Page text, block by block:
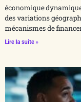
économique
des variations
mécanismes de
Lire la suite »